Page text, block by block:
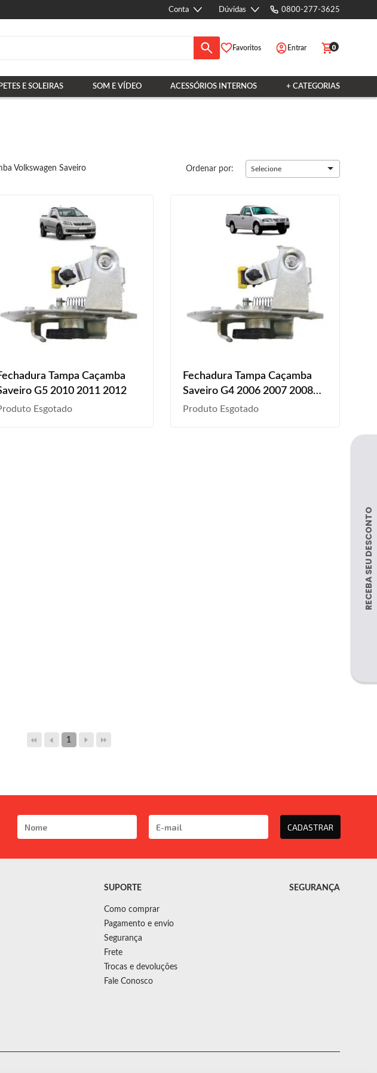
Conta Dúvidas 0800-277-3625
Favoritos Entrar 0
E SOLEIRAS SOM E VÍDEO ACESSÓRIOS INTERNOS + CATEGORIAS
Volkswagen Saveiro Ordenar por: Selecione
Tampa Caçamba
G5 2010 2011 2012
Esgotado
Fechadura Tampa Caçamba
Saveiro G4 2006 2007 2008
2009
Produto Esgotado
1
CADASTRAR
SUPORTE
Como comprar
Pagamento e envio
Segurança
Frete
Trocas e devoluções
Fale Conosco
SEGURANÇA